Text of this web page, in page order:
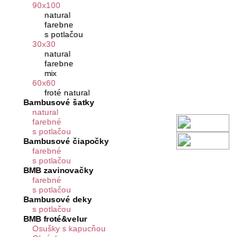
90x100
natural
farebne
s potlačou
30x30
natural
farebne
mix
60x60
froté natural
Bambusové šatky
natural
farebné
s potlačou
Bambusové čiapočky
farebné
s potlačou
BMB zavinovačky
farebné
s potlačou
Bambusové deky
s potlačou
BMB froté&velur
Osušky s kapucňou